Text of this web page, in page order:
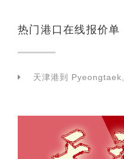
热门港口在线报价单
天津港到